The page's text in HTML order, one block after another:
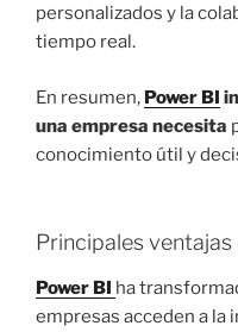
personalizados y la
tiempo real.
En resumen, Power BI
una empresa necesita
conocimiento útil y
Principales ventajas
Power BI ha
empresas acceden a la